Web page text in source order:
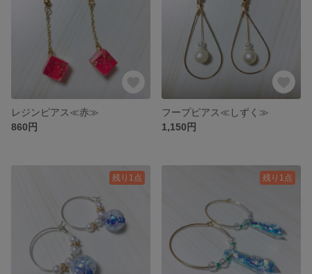
レジンピアス≪赤≫
860円
フープピアス≪しずく≫
1,150円
残り1点 残り1点